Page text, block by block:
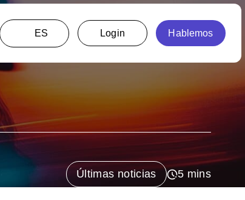
ES
Últimas noticias